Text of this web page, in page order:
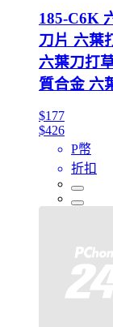
185-C6K
刀片 六葉
六葉刀打
質合金 六
$177
$426
P幣
折扣